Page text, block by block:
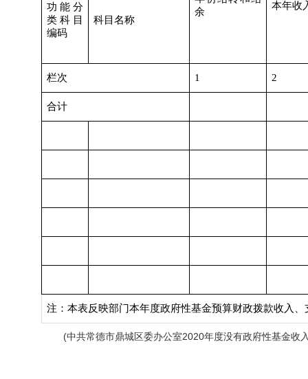
余
本年收
功能分
类科目
编码
科目名称
栏次 1 2
合计
注：本表反映部门本年度政府性基金预算财政拨款收入
(中共常德市鼎城区委办公室2020年度没有政府性基金收